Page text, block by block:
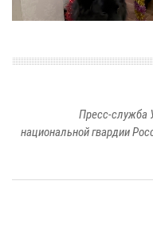
Пресс-служба
национальной гвардии